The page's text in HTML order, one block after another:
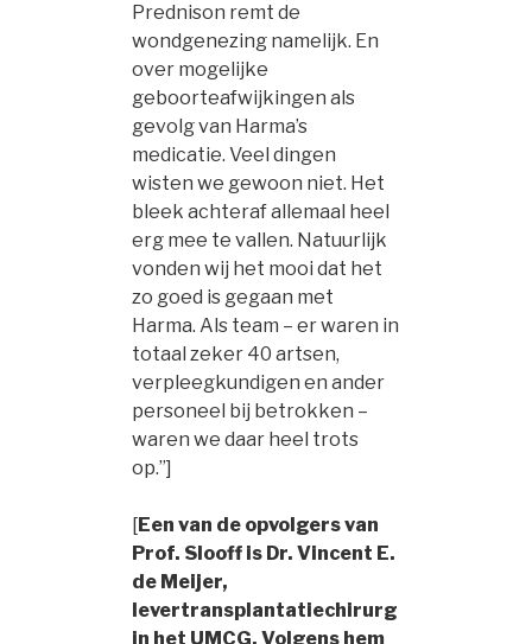
Prednison remt de
wondgenezing namelijk. En
over mogelijke
geboorteafwijkingen als
gevolg van Harma’s
medicatie. Veel dingen
wisten we gewoon niet. Het
bleek achteraf allemaal heel
erg mee te vallen. Natuurlijk
vonden wij het mooi dat het
zo goed is gegaan met
Harma. Als team – er waren in
totaal zeker 40 artsen,
verpleegkundigen en ander
personeel bij betrokken –
waren we daar heel trots
op.”]
[Een van de opvolgers van
Prof. Slooff is Dr. Vincent E.
de Meijer,
levertransplantatiechirurg
in het UMCG. Volgens hem